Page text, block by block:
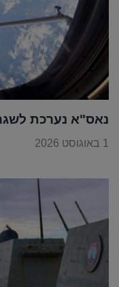
נאס"א נערכת
1 באוגוסט 2026